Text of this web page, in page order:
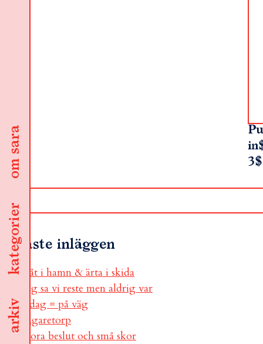
arkiv
kategorier
om sara
in
Senaste inläggen
båt i hamn & ärta i skida
jag sa vi reste men aldrig var
i dag = på väg
sågaretorp
stora beslut och små skor